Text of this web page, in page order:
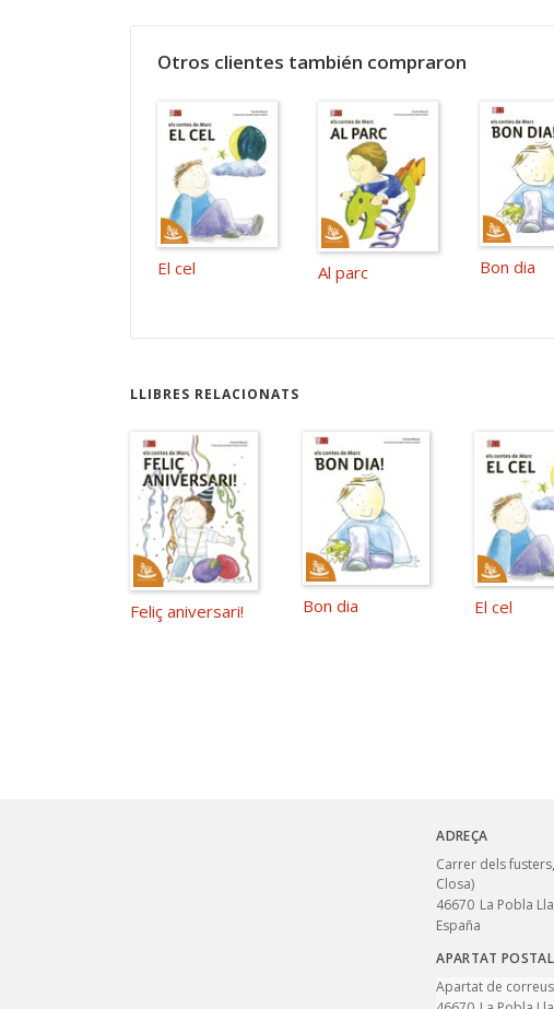
Otros clientes también compraron
El cel Al parc Bon dia
LLIBRES RELACIONATS
Feliç aniversari! Bon dia El cel
ADREÇA
Carrer dels
Closa)
46670 La Pobla
España
APARTAT POSTAL
Apartat de